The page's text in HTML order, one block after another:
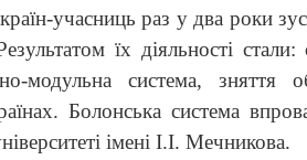
учасниць раз у два роки
їх діяльності стали:
модульна система, зняття
Болонська система
імені І.І. Мечникова.